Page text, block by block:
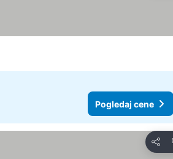
Pogledaj cene
Deli